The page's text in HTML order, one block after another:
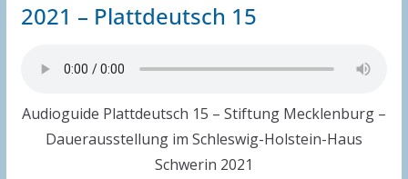
2021 – Plattdeutsch 15
Audioguide Plattdeutsch 15 – Stiftung Mecklenburg –
Dauerausstellung im Schleswig-Holstein-Haus
Schwerin 2021